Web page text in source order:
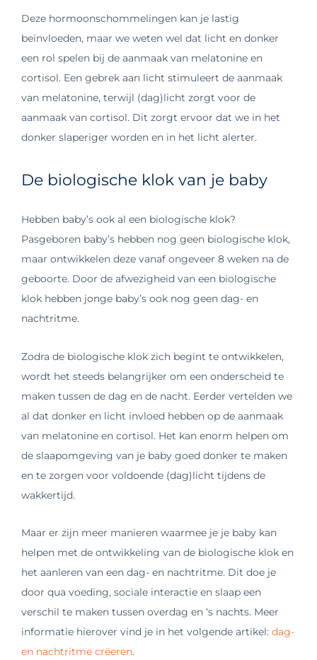
Deze hormoonschommelingen kan je lastig
beïnvloeden, maar we weten wel dat licht en donker
een rol spelen bij de aanmaak van melatonine en
cortisol. Een gebrek aan licht stimuleert de aanmaak
van melatonine, terwijl (dag)licht zorgt voor de
aanmaak van cortisol. Dit zorgt ervoor dat we in het
donker slaperiger worden en in het licht alerter.
De biologische klok van je baby
Hebben baby’s ook al een biologische klok?
Pasgeboren baby’s hebben nog geen biologische klok,
maar ontwikkelen deze vanaf ongeveer 8 weken na de
geboorte. Door de afwezigheid van een biologische
klok hebben jonge baby’s ook nog geen dag- en
nachtritme.
Zodra de biologische klok zich begint te ontwikkelen,
wordt het steeds belangrijker om een onderscheid te
maken tussen de dag en de nacht. Eerder vertelden we
al dat donker en licht invloed hebben op de aanmaak
van melatonine en cortisol. Het kan enorm helpen om
de slaapomgeving van je baby goed donker te maken
en te zorgen voor voldoende (dag)licht tijdens de
wakkertijd.
Maar er zijn meer manieren waarmee je je baby kan
helpen met de ontwikkeling van de biologische klok en
het aanleren van een dag- en nachtritme. Dit doe je
door qua voeding, sociale interactie en slaap een
verschil te maken tussen overdag en ‘s nachts. Meer
informatie hierover vind je in het volgende artikel: dag-
en nachtritme crëeren.